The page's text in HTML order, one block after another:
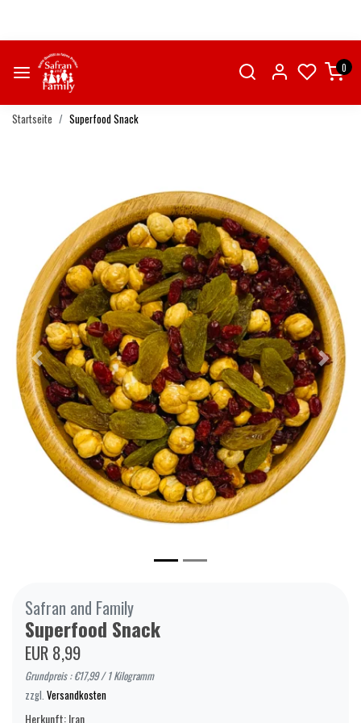
0
Startseite Superfood Snack
Zurück Weiter
Safran and Family
Superfood Snack
EUR 8,99
Grundpreis : €17,99 / 1 Kilogramm
zzgl. Versandkosten
Herkunft: Iran